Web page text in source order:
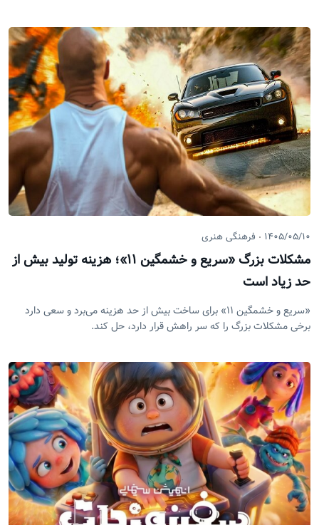
۱۴۰۵/۰۵/۱۰ فرهنگی هنری
مشکلات بزرگ «سریع و خشمگین ۱۱»؛ هزینه تولید بیش از
حد زیاد است
«سریع و خشمگین ۱۱» برای ساخت بیش از حد هزینه می‌برد و سعی دارد
برخی مشکلات بزرگ را که سر راهش قرار دارد، حل کند.